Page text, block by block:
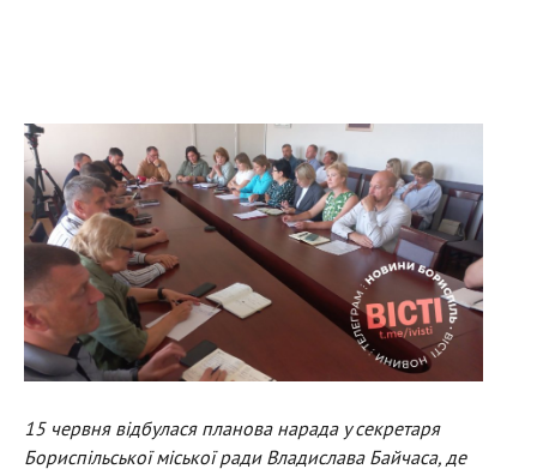
15 червня відбулася планова нарада у секретаря
Бориспільської міської ради Владислава Байчаса, де